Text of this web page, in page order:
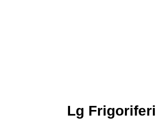
Lg Frigoriferi